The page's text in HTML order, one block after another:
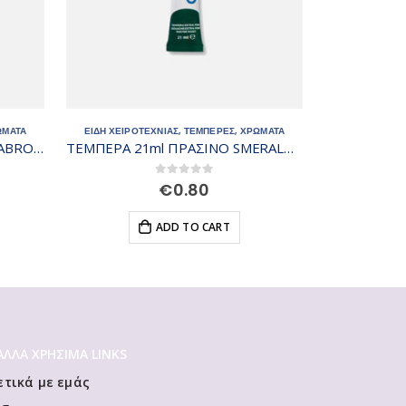
ΤΕΜΠΕΡΑ 21ml ΠΡΑΣΙΝΟ SMERALDO Νο14
ΕΙΔΗ ΧΕΙΡΟΤΕΧΝΙΑΣ, ΤΕΜΠΕΡΕΣ, ΧΡΩΜΑΤΑ
ΤΕΜΠΕΡΑ 21ml ΜΠΛΕ ΒΑΣΙΚΟ
out of 5
€0.80
ADD TO CART
ΧΡΗΣΙΜΑ LINKS
με εμάς